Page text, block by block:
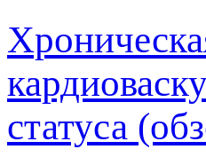
статуса